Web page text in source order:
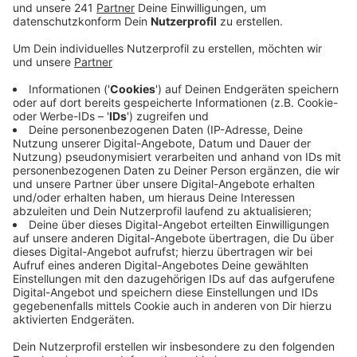
der kritischen Infrakstruktur beiträgt.
Veröffentlicht:Montag, 23.03.2020 11:20
Anzeige
Wer zum Beispiel bei der Polizei, im Supermarkt oder in
bestimmten Labors arbeitet, hat ab sofort einen
Betreuungsanspruch für seine Kinder, unabhängig
davon, ob der Ehepartner ebenfalls einen Beruf in der
kritischen Infrastruktur ausübt. Eltern müssen somit
nur noch eine entsprechende Bescheinigung bei der
Schule oder Kindertagesstätte vorlegen.
Es werden nicht länger zwei Bescheinigungen
benötigt. Das hat die Stadt in einem offiziellen